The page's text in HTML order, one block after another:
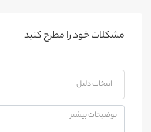
مشکلات خود را مطرح کنید